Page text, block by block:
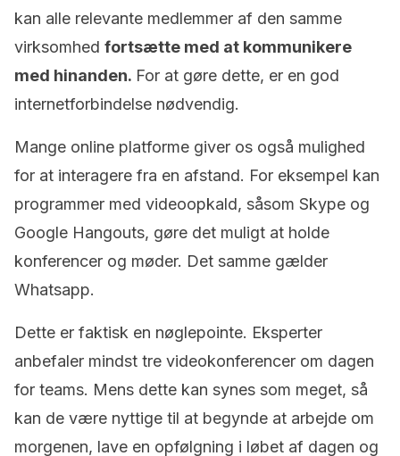
kan alle relevante medlemmer af den samme
virksomhed fortsætte med at kommunikere
med hinanden. For at gøre dette, er en god
internetforbindelse nødvendig.
Mange online platforme giver os også mulighed
for at interagere fra en afstand. For eksempel kan
programmer med videoopkald, såsom Skype og
Google Hangouts, gøre det muligt at holde
konferencer og møder. Det samme gælder
Whatsapp.
Dette er faktisk en nøglepointe. Eksperter
anbefaler mindst tre videokonferencer om dagen
for teams. Mens dette kan synes som meget, så
kan de være nyttige til at begynde at arbejde om
morgenen, lave en opfølgning i løbet af dagen og